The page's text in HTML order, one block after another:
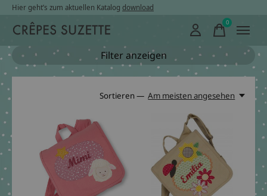
Hier geht’s zum aktuellen Katalog download
0items
Filter anzeigen
Sortieren — Am meisten angesehen